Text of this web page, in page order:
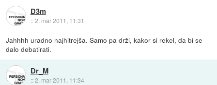
D3m
::2. mar 2011, 11:31
Jahhhh uradno najhitrejša. Samo pa drži, kakor si rekel, da bi se
dalo debatirati.
Dr_M
::2. mar 2011, 11:34